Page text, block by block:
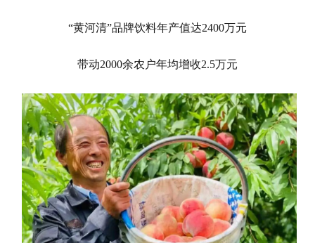
“黄河清”品牌饮料年产值达2400万元
带动2000余农户年均增收2.5万元